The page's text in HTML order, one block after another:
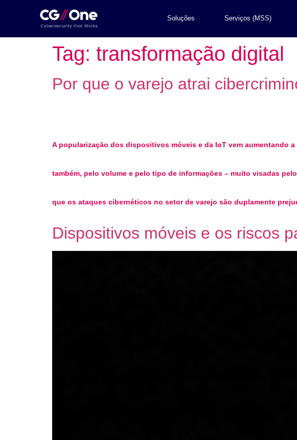
Soluções Serviços (MSS)
Tag: transformação digital
Por que o varejo atrai
A popularização dos dispositivos móveis e da IoT vem aumentando
também, pelo volume e pelo tipo de informações – muito visadas
que os ataques cibernéticos no setor de varejo são duplamente
Dispositivos móveis e os riscos